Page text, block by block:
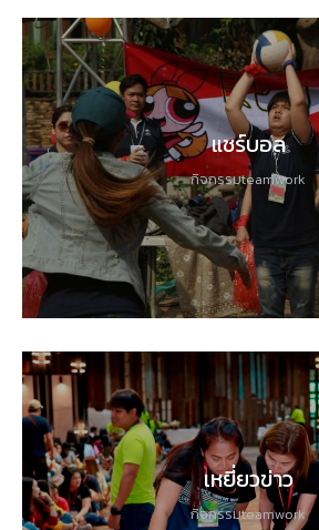
แชร์บอล
กิจกรรมteamwork
เหยี่ยวข่าว
กิจกรรมteamwork